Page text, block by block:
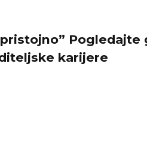
Pogledajte
karijere